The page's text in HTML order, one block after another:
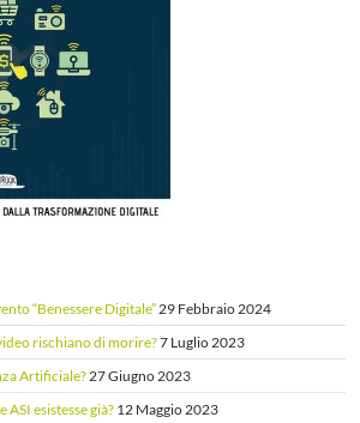
“Benessere Digitale”29 Febbraio 2024
rischiano di morire?7 Luglio 2023
Artificiale?27 Giugno 2023
ASI esistesse già?12 Maggio 2023